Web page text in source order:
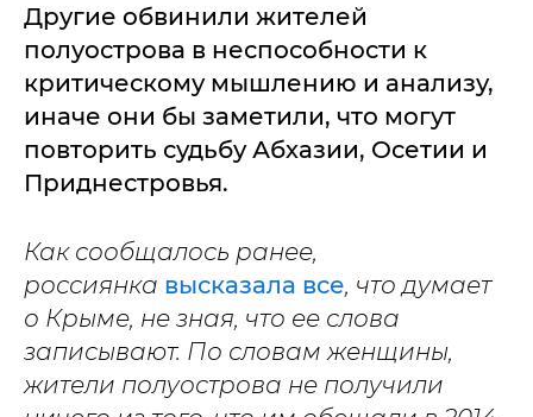
Другие обвинили жителей
полуострова в неспособности к
критическому мышлению и анализу,
иначе они бы заметили, что могут
повторить судьбу Абхазии, Осетии и
Приднестровья.
Как сообщалось ранее,
россиянка высказала все, что думает
о Крыме, не зная, что ее слова
записывают. По словам женщины,
жители полуострова не получили